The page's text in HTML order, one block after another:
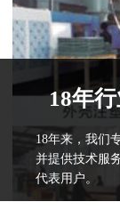
18年
18年来，我们
并提供技术服
代表用户。